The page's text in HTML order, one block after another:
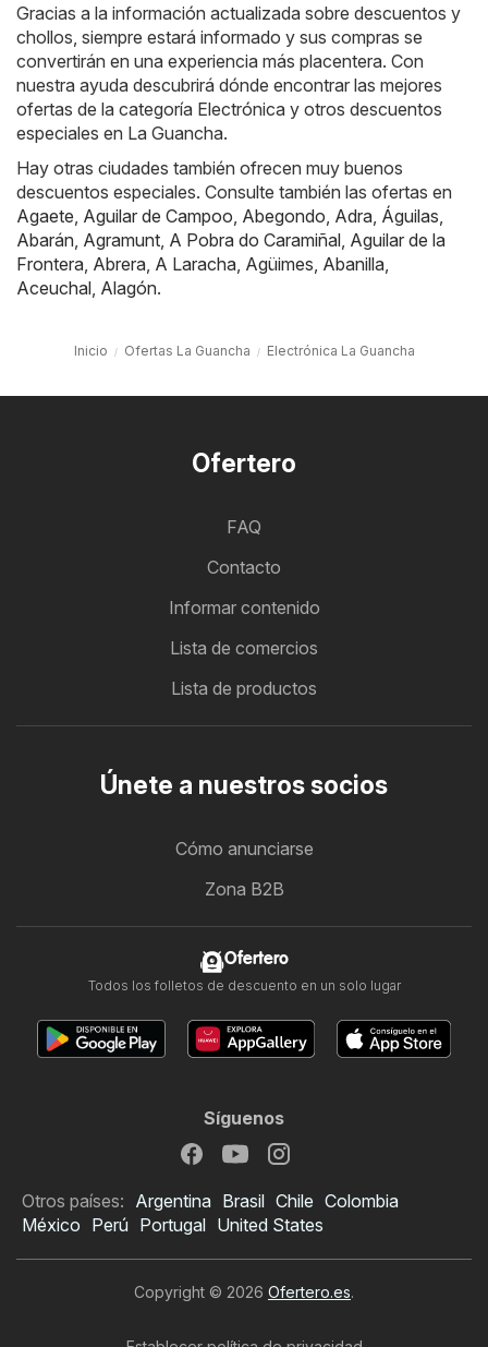
Gracias a la información actualizada sobre descuentos y
chollos, siempre estará informado y sus compras se
convertirán en una experiencia más placentera. Con
nuestra ayuda descubrirá dónde encontrar las mejores
ofertas de la categoría Electrónica y otros descuentos
especiales en La Guancha.
Hay otras ciudades también ofrecen muy buenos
descuentos especiales. Consulte también las ofertas en
Agaete Aguilar de Campoo Abegondo Adra Águilas
Abarán Agramunt A Pobra do Caramiñal Aguilar de la
Frontera Abrera A Laracha Agüimes Abanilla
Aceuchal Alagón.
Inicio Ofertas La Guancha Electrónica La Guancha
Ofertero
FAQ
Contacto
Informar contenido
Lista de comercios
Lista de productos
Únete a nuestros socios
Cómo anunciarse
Zona B2B
Ofertero
Todos los folletos de descuento en un solo lugar
Síguenos
Otros países: Argentina Brasil Chile Colombia
México Perú Portugal United States
Copyright © 2026 Ofertero.es.